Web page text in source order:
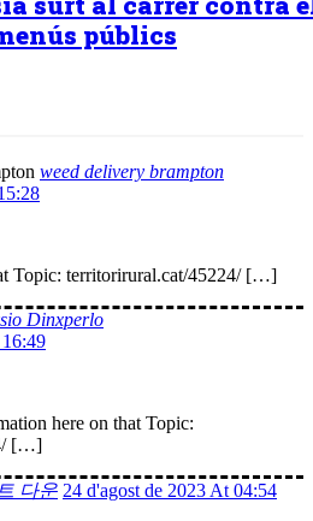
públics
weed delivery brampton
Topic: territorirural.cat/45224/ […]
Dinxperlo
here on that Topic:
[…]
다운 24 d'agost de 2023 At 04:54